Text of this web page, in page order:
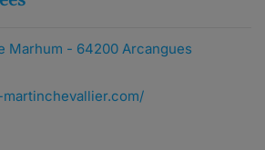
Marhum - 64200 Arcangues